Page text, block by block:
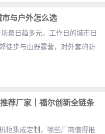
市与户外怎么选
景日趋多元，工作日的城市日
徒步与山野露营，对外套的防
荐厂家｜福尔创新全链条
柜集成定制，哪些厂商值得推